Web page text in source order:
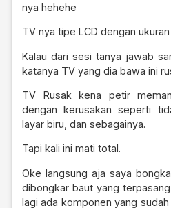
nya hehehe
TV nya tipe LCD dengan
Kalau dari sesi tanya jawab
katanya TV yang dia bawa ini
TV Rusak kena petir
dengan kerusakan seperti
layar biru, dan sebagainya.
Tapi kali ini mati total.
Oke langsung aja saya
dibongkar baut yang
lagi ada komponen yang